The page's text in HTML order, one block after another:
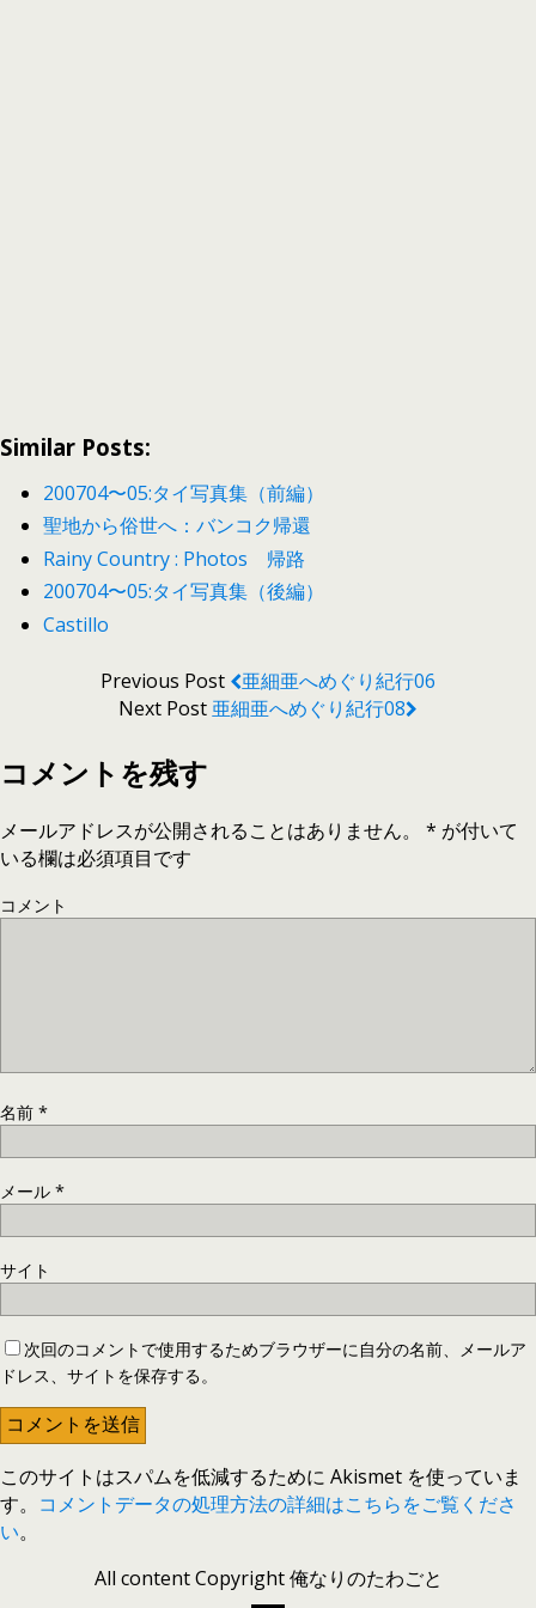
Similar Posts:
200704〜05:タイ写真集（前編）
聖地から俗世へ：バンコク帰還
Rainy Country : Photos 帰路
200704〜05:タイ写真集（後編）
Castillo
Previous Post
亜細亜へめぐり紀行06
Next Post 亜細亜へめぐり紀行08
コメントを残す
メールアドレスが公開されることはありません。 * が付いて
いる欄は必須項目です
コメント
名前 *
メール *
サイト
次回のコメントで使用するためブラウザーに自分の名前、メールア
ドレス、サイトを保存する。
このサイトはスパムを低減するために Akismet を使っていま
す。 コメントデータの処理方法の詳細はこちらをご覧くださ
い。
All content Copyright 俺なりのたわごと